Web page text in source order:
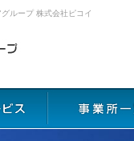
ループ 株式会社ピコイ